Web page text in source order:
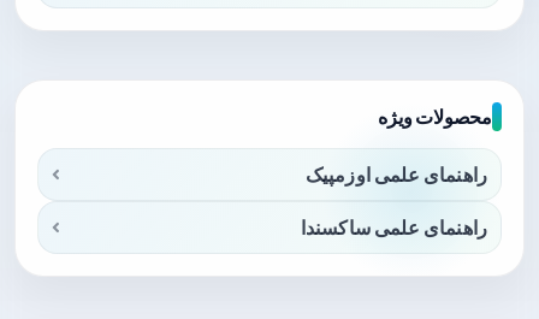
محصولات ویژه
راهنمای علمی اوزمپیک
راهنمای علمی ساکسندا